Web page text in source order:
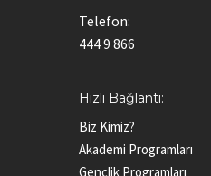
Telefon:
444 9 866
Hızlı Bağlantı:
Biz Kimiz?
Akademi Programları
Gençlik Programları